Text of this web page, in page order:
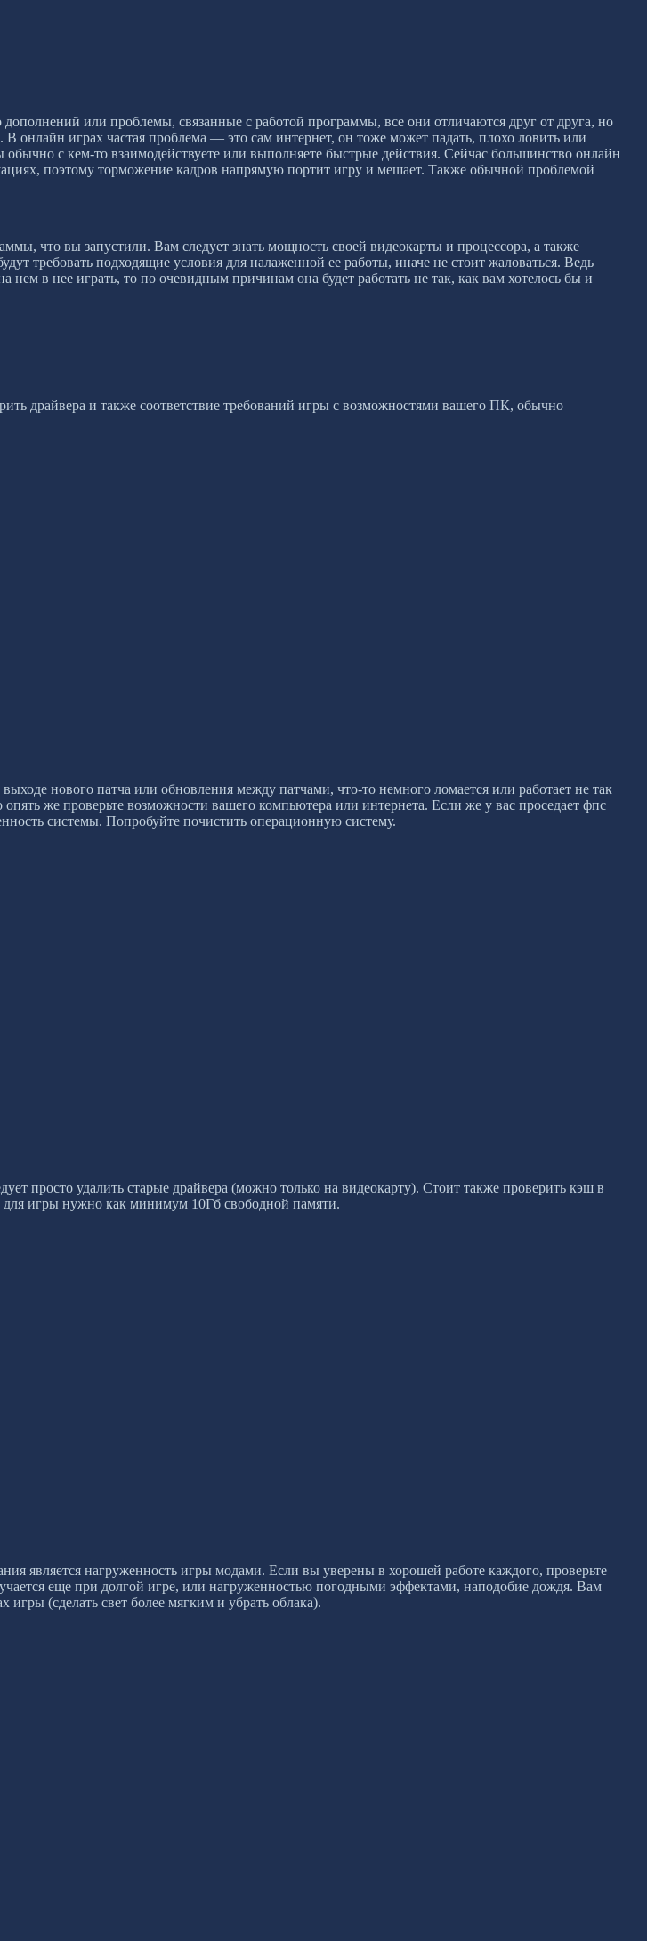
или проблемы, связанные с работой программы, все они отличаются друг от друга, но
онлайн играх частая проблема — это сам интернет, он тоже может падать, плохо ловить или
с кем-то взаимодействуете или выполняете быстрые действия. Сейчас большинство онлайн
поэтому торможение кадров напрямую портит игру и мешает. Также обычной проблемой
что вы запустили. Вам следует знать мощность своей видеокарты и процессора, а также
требовать подходящие условия для налаженной ее работы, иначе не стоит жаловаться. Ведь
в нее играть, то по очевидным причинам она будет работать не так, как вам хотелось бы и
драйвера и также соответствие требований игры с возможностями вашего ПК, обычно
нового патча или обновления между патчами, что-то немного ломается или работает не так
же проверьте возможности вашего компьютера или интернета. Если же у вас проседает фпс
системы. Попробуйте почистить операционную систему.
просто удалить старые драйвера (можно только на видеокарту). Стоит также проверить кэш в
для игры нужно как минимум 10Гб свободной памяти.
является нагруженность игры модами. Если вы уверены в хорошей работе каждого, проверьте
еще при долгой игре, или нагруженностью погодными эффектами, наподобие дождя. Вам
(сделать свет более мягким и убрать облака).